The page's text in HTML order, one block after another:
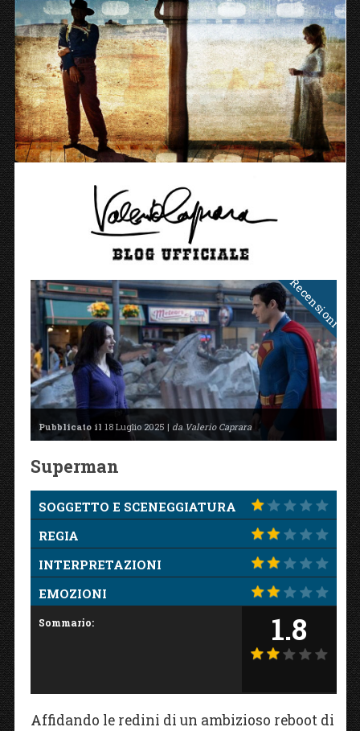
Recensioni
Pubblicato il 18 Luglio 2025 | da Valerio Caprara
Superman
SOGGETTO E SCENEGGIATURA
REGIA
INTERPRETAZIONI
EMOZIONI
Sommario: 1.8
Affidando le redini di un ambizioso reboot di